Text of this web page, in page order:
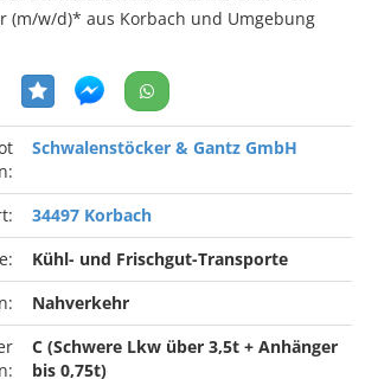
(m/w/d)* aus Korbach und Umgebung
Schwalenstöcker & Gantz GmbH
34497 Korbach
Kühl- und Frischgut-Transporte
Nahverkehr
C (Schwere Lkw über 3,5t + Anhänger
bis 0,75t)